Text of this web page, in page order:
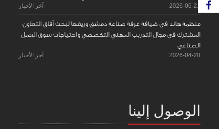
2026-06-21 آخر الأخبار
منظمة هاند في ضيافة غرفة صناعة دمشق وريفها لبحث آفاق التعاون
المشترك في مجال التدريب المهني التخصصي واحتياجات سوق العمل
الصناعي
2026-04-20 آخر الأخبار
الوصول إلينا